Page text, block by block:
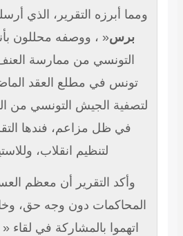
أبرزه التقرير، الذي أرسلت
« ، ووصفه محللون بأنه شهادة
التونسي من ممارسة العنف، أن
تونس في مطلع العقد الماضي،
الجيش التونسي من
في ظل مزاعم، فندها التقرير،
لتنظيم انقلاب، وللاستيلاء
وأكد التقرير أن معظم
دون وجه حق، وخاصة في
اتهموا بالمشاركة في لقاء « براكة